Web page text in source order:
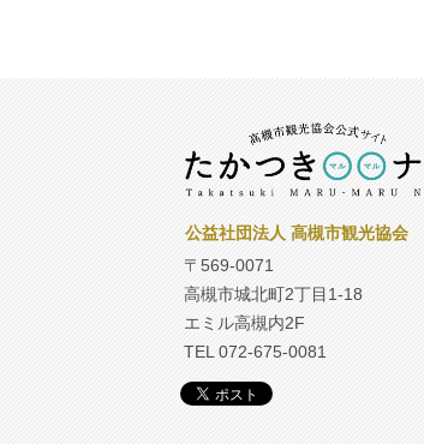
公益社団法人 高槻市観光協会
〒569-0071
高槻市城北町2丁目1-18
エミル高槻内2F
TEL 072-675-0081